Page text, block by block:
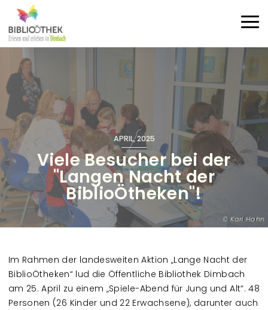
Karl Hahn
APRIL, 2025
Viele Besucher bei der
"Langen Nacht der
BiblioÖtheken"!
Im Rahmen der landesweiten Aktion „Lange Nacht der
BiblioÖtheken“ lud die Öffentliche Bibliothek Dimbach
am 25. April zu einem „Spiele-Abend für Jung und Alt“. 48
Personen (26 Kinder und 22 Erwachsene), darunter auch